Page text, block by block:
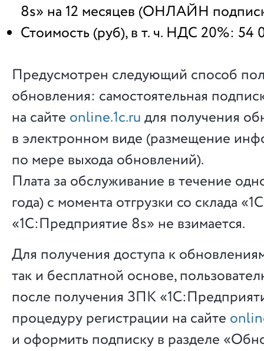
8s» на 12 месяцев (ОНЛАЙН
Стоимость (руб), в т. ч. НДС 20%: 54
Предусмотрен следующий способ
обновления: самостоятельная
на сайте online.1c.ruдля получения
в электронном виде (размещение
по мере выхода обновлений).
Плата за обслуживание в течение
года) с момента отгрузки со склада
«1С:Предприятие 8s» не взимается.
Для получения доступа к
так и бесплатной основе,
после получения ЗПК
процедуру регистрации на сайте
и оформить подписку в разделе